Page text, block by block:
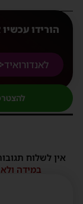
הורידו
לאנדורואיד
אין לשלוח
במידה